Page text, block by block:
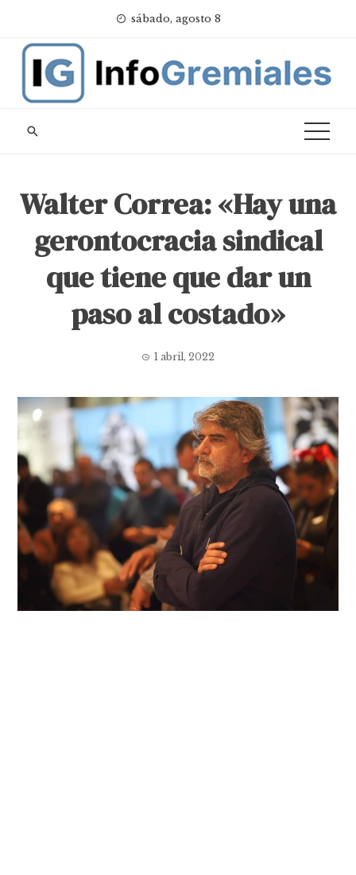
content
sábado, agosto 8
Walter Correa: «Hay una
gerontocracia sindical
que tiene que dar un
paso al costado»
1 abril, 2022